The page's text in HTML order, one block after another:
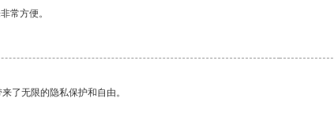
常方便。
了无限的隐私保护和自由。